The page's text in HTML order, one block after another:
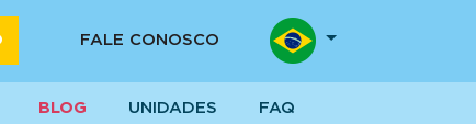
FALE CONOSCO
BLOG UNIDADES FAQ